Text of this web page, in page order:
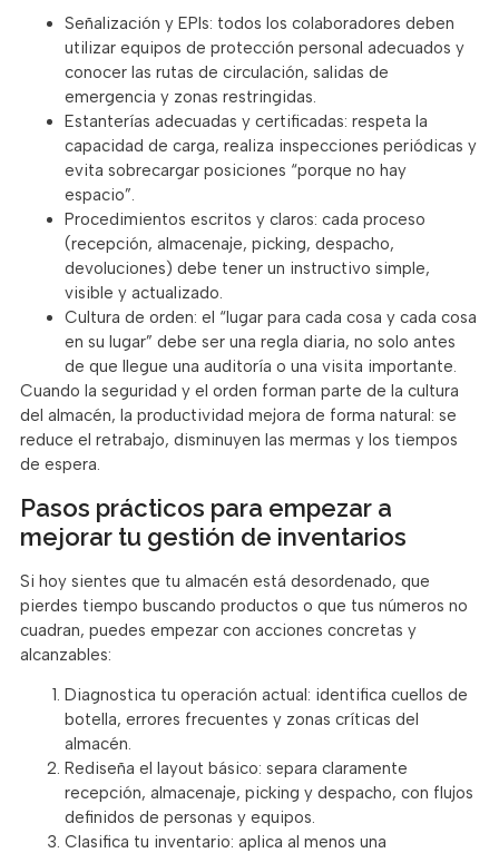
Señalización y EPIs: todos los colaboradores deben
utilizar equipos de protección personal adecuados y
conocer las rutas de circulación, salidas de
emergencia y zonas restringidas.
Estanterías adecuadas y certificadas: respeta la
capacidad de carga, realiza inspecciones periódicas y
evita sobrecargar posiciones “porque no hay
espacio”.
Procedimientos escritos y claros: cada proceso
(recepción, almacenaje, picking, despacho,
devoluciones) debe tener un instructivo simple,
visible y actualizado.
Cultura de orden: el “lugar para cada cosa y cada cosa
en su lugar” debe ser una regla diaria, no solo antes
de que llegue una auditoría o una visita importante.
Cuando la seguridad y el orden forman parte de la cultura
del almacén, la productividad mejora de forma natural: se
reduce el retrabajo, disminuyen las mermas y los tiempos
de espera.
Pasos prácticos para empezar a
mejorar tu gestión de inventarios
Si hoy sientes que tu almacén está desordenado, que
pierdes tiempo buscando productos o que tus números no
cuadran, puedes empezar con acciones concretas y
alcanzables:
Diagnostica tu operación actual: identifica cuellos de
botella, errores frecuentes y zonas críticas del
almacén.
Rediseña el layout básico: separa claramente
recepción, almacenaje, picking y despacho, con flujos
definidos de personas y equipos.
Clasifica tu inventario: aplica al menos una